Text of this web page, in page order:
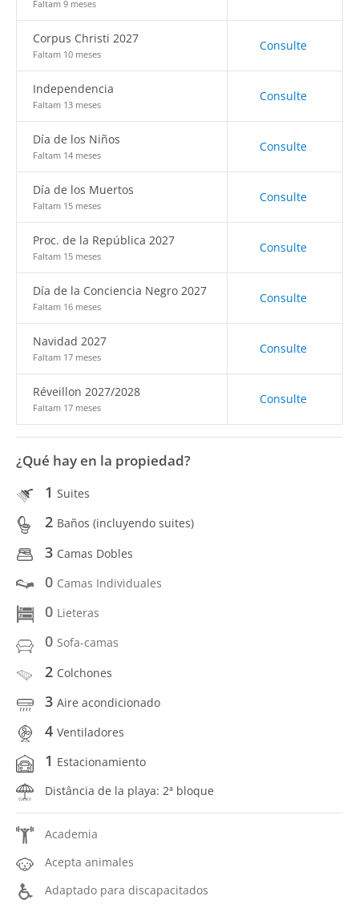
Faltam 9 meses
Corpus Christi 2027
Faltam 10 meses
Consulte
Independencia
Faltam 13 meses
Consulte
Día de los Niños
Faltam 14 meses
Consulte
Día de los Muertos
Faltam 15 meses
Consulte
Proc. de la República 2027
Faltam 15 meses
Consulte
Día de la Conciencia Negro 2027
Faltam 16 meses
Consulte
Navidad 2027
Faltam 17 meses
Consulte
Réveillon 2027/2028
Faltam 17 meses
Consulte
¿Qué hay en la propiedad?
1 Suites
2 Baños (incluyendo suites)
3 Camas Dobles
0 Camas Individuales
0 Lieteras
0 Sofa-camas
2 Colchones
3 Aire acondicionado
4 Ventiladores
1 Estacionamiento
Distância de la playa: 2ª bloque
Academia
Acepta animales
Adaptado para discapacitados